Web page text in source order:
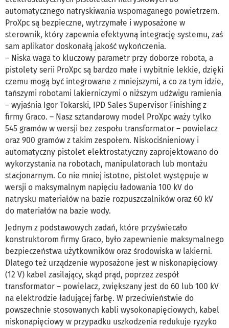
automatycznego natryskiwania wspomaganego powietrzem.
ProXpc są bezpieczne, wytrzymałe i wyposażone w
sterownik, który zapewnia efektywną integrację systemu, zaś
sam aplikator doskonałą jakość wykończenia.
– Niska waga to kluczowy parametr przy doborze robota, a
pistolety serii ProXpc są bardzo małe i wybitnie lekkie, dzięki
czemu mogą być integrowane z mniejszymi, a co za tym idzie,
tańszymi robotami lakierniczymi o niższym udźwigu ramienia
– wyjaśnia Igor Tokarski, IPD Sales Supervisor Finishing z
firmy Graco. – Nasz sztandarowy model ProXpc waży tylko
545 gramów w wersji bez zespołu transformator – powielacz
oraz 900 gramów z takim zespołem. Niskociśnieniowy i
automatyczny pistolet elektrostatyczny zaprojektowano do
wykorzystania na robotach, manipulatorach lub montażu
stacjonarnym. Co nie mniej istotne, pistolet występuje w
wersji o maksymalnym napięciu ładowania 100 kV do
natrysku materiałów na bazie rozpuszczalników oraz 60 kV
do materiałów na bazie wody.
Jednym z podstawowych zadań, które przyświecało
konstruktorom firmy Graco, było zapewnienie maksymalnego
bezpieczeństwa użytkowników oraz środowiska w lakierni.
Dlatego też urządzenie wyposażone jest w niskonapięciowy
(12 V) kabel zasilający, skąd prąd, poprzez zespół
transformator – powielacz, zwiększany jest do 60 lub 100 kV
na elektrodzie ładującej farbę. W przeciwieństwie do
powszechnie stosowanych kabli wysokonapięciowych, kabel
niskonapięciowy w przypadku uszkodzenia redukuje ryzyko